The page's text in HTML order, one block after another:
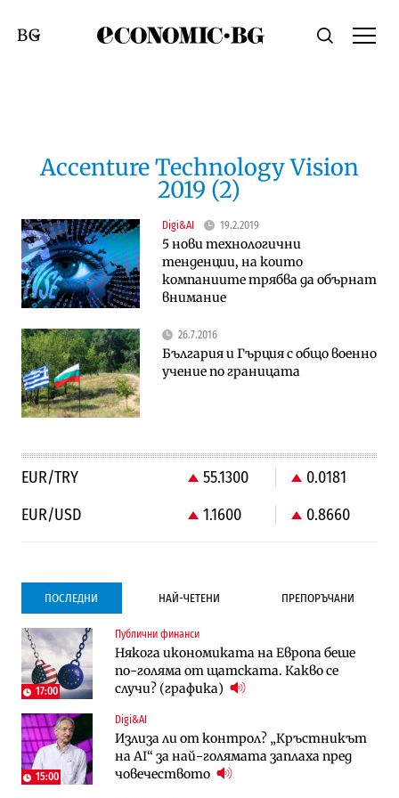
Economic.bgТърсене
Смяна на език
Accenture Technology Vision
2019 (2)
Digi&AI 19.2.2019
5 нови технологични
тенденции, на които
компаниите трябва да обърнат
внимание
26.7.2016
България и Гърция с общо военно
учение по границата
EUR/TRY 55.1300
0.0181
EUR/USD
1.1600 0.8660
ПОСЛЕДНИ НАЙ-ЧЕТЕНИ ПРЕПОРЪЧАНИ
17:00
Публични финанси
Някога икономиката на Европа беше
по-голяма от щатската. Какво се
случи? (графика)
15:00
Digi&AI
Излиза ли от контрол? „Кръстникът
на AI“ за най-голямата заплаха пред
човечеството
Градоустройство
Столична община избра изпълнител за
преместването на трамвайното
трасе по бул. „Скобелев“
Компании
Vivacom предлага над 150 устройства с
90% отстъпка през август
Компании
Vivacom предлага над 150 устройства с
90% отстъпка през август
Градоустройство
Столична община избра изпълнител за
преместването на трамвайното
трасе по бул. „Скобелев“